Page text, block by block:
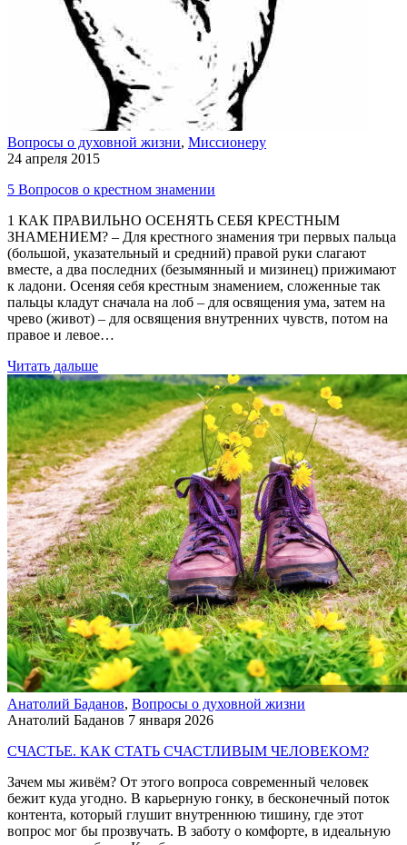
Вопросы о духовной жизни, Миссионеру
24 апреля 2015
5 Вопросов о крестном знамении
1 КАК ПРАВИЛЬНО ОСЕНЯТЬ СЕБЯ КРЕСТНЫМ
ЗНАМЕНИЕМ? – Для крестного знамения три первых пальца
(большой, указательный и средний) правой руки слагают
вместе, а два последних (безымянный и мизинец) прижимают
к ладони. Осеняя себя крестным знамением, сложенные так
пальцы кладут сначала на лоб – для освящения ума, затем на
чрево (живот) – для освящения внутренних чувств, потом на
правое и левое…
Читать дальше
Анатолий Баданов, Вопросы о духовной жизни
Анатолий Баданов 7 января 2026
СЧАСТЬЕ. КАК СТАТЬ СЧАСТЛИВЫМ ЧЕЛОВЕКОМ?
Зачем мы живём? От этого вопроса современный человек
бежит куда угодно. В карьерную гонку, в бесконечный поток
контента, который глушит внутреннюю тишину, где этот
вопрос мог бы прозвучать. В заботу о комфорте, в идеальную